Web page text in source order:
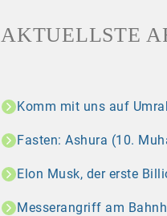
AKTUELLSTE
Komm mit uns auf
Fasten: Ashura (10.
Elon Musk, der erste
Messerangriff am